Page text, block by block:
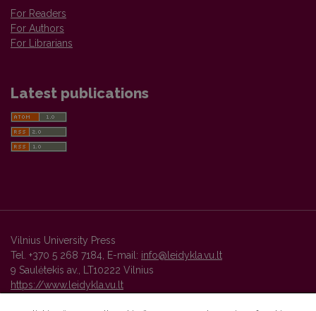
For Readers
For Authors
For Librarians
Latest publications
Vilnius University Press
Tel. +370 5 268 7184, E-mail: info@leidykla.vu.lt
9 Saulėtekis av., LT10222 Vilnius
https://www.leidykla.vu.lt